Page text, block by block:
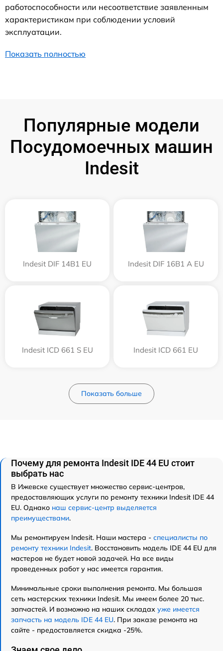
работоспособности или несоответствие заявленным
характеристикам при соблюдении условий
эксплуатации.
Показать полностью
Популярные модели
Посудомоечных машин
Indesit
Indesit DIF 14B1 EU Indesit DIF 16B1 A EU
Indesit ICD 661 S EU Indesit ICD 661 EU
Показать больше
Почему для ремонта Indesit IDE 44 EU стоит
выбрать нас
В Ижевске существует множество сервис-центров,
предоставляющих услуги по ремонту техники Indesit IDE 44
EU. Однако наш сервис-центр выделяется
преимуществами.
Мы ремонтируем Indesit. Наши мастера - специалисты по
ремонту техники Indesit. Восстановить модель IDE 44 EU для
мастеров не будет новой задачей. На все виды
проведенных работ у нас имеется гарантия.
Минимальные сроки выполнения ремонта. Мы большая
сеть мастерских техники Indesit. Мы имеем более 20 тыс.
запчастей. И возможно на наших складах уже имеется
запчасть на модель IDE 44 EU. При заказе ремонта на
сайте - предоставляется скидка -25%.